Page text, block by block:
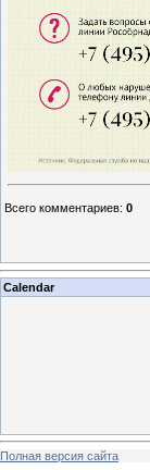
Всего комментариев: 0
Calendar
Полная версия сайта